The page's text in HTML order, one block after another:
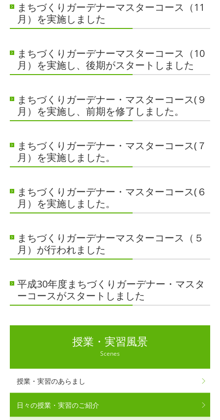
まちづくりガーデナーマスターコース（11
月）を実施しました
まちづくりガーデナーマスターコース（10
月）を実施し、後期がスタートしました
まちづくりガーデナー・マスターコース(９
月）を実施し、前期を修了しました。
まちづくりガーデナー・マスターコース(７
月）を実施しました。
まちづくりガーデナー・マスターコース(６
月）を実施しました。
まちづくりガーデナーマスターコース（５
月）が行われました
平成30年度まちづくりガーデナー・マスタ
ーコースがスタートしました
授業・実習風景
Scenes
授業・実習のあらまし
日々の授業・実習のご紹介